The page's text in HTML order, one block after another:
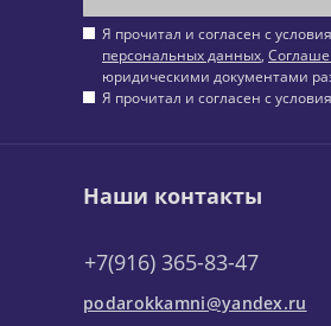
Я прочитал и согласен с
персональных данных,
юридическими документами
Я прочитал и согласен с
Наши контакты
+7(916) 365-83-47
podarokkamni@yandex.ru